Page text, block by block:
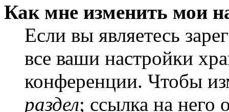
Как мне изменить мои
Если вы являетесь
все ваши настройки
конференции. Чтобы
раздел; ссылка на него